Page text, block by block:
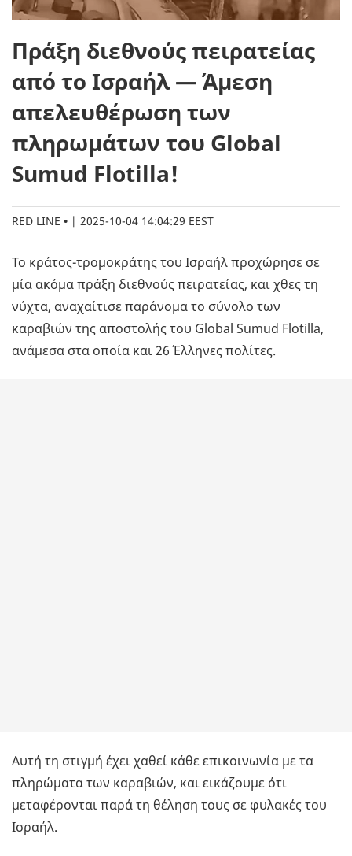
Πράξη διεθνούς πειρατείας
από το Ισραήλ — Άμεση
απελευθέρωση των
πληρωμάτων του Global
Sumud Flotilla!
RED LINE | 2025-10-04 14:04:29 EEST
Το κράτος-τρομοκράτης του Ισραήλ προχώρησε σε
μία ακόμα πράξη διεθνούς πειρατείας, και χθες τη
νύχτα, αναχαίτισε παράνομα το σύνολο των
καραβιών της αποστολής του Global Sumud Flotilla,
ανάμεσα στα οποία και 26 Έλληνες πολίτες.
Αυτή τη στιγμή έχει χαθεί κάθε επικοινωνία με τα
πληρώματα των καραβιών, και εικάζουμε ότι
μεταφέρονται παρά τη θέληση τους σε φυλακές του
Ισραήλ.